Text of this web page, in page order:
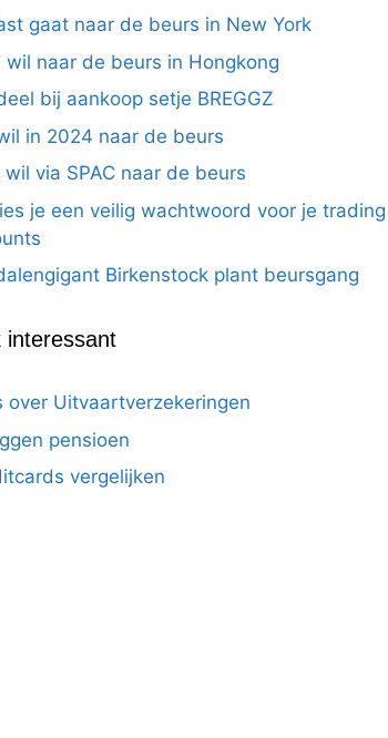
gaat naar de beurs in New York
wil naar de beurs in Hongkong
bij aankoop setje BREGGZ
in 2024 naar de beurs
wil via SPAC naar de beurs
je een veilig wachtwoord voor je trading
Birkenstock plant beursgang
interessant
over Uitvaartverzekeringen
pensioen
vergelijken